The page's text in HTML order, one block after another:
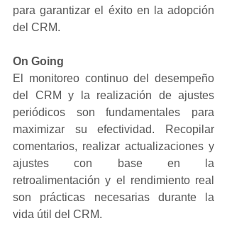
para garantizar el éxito en la adopción
del CRM.
On Going
El monitoreo continuo del desempeño
del CRM y la realización de ajustes
periódicos son fundamentales para
maximizar su efectividad. Recopilar
comentarios, realizar actualizaciones y
ajustes con base en la
retroalimentación y el rendimiento real
son prácticas necesarias durante la
vida útil del CRM.